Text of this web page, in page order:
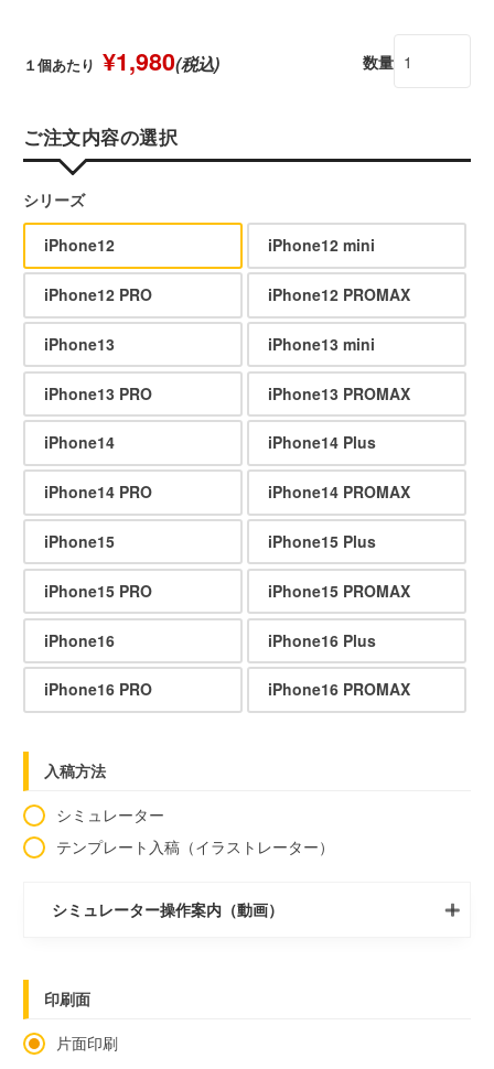
１個あたり ¥1,980(税込) 数量
ご注文内容の選択
シリーズ
iPhone12 iPhone12 mini
iPhone12 PRO iPhone12 PROMAX
iPhone13 iPhone13 mini
iPhone13 PRO iPhone13 PROMAX
iPhone14 iPhone14 Plus
iPhone14 PRO iPhone14 PROMAX
iPhone15 iPhone15 Plus
iPhone15 PRO iPhone15 PROMAX
iPhone16 iPhone16 Plus
iPhone16 PRO iPhone16 PROMAX
入稿方法
シミュレーター
テンプレート入稿（イラストレーター）
シミュレーター操作案内（動画）
印刷面
片面印刷